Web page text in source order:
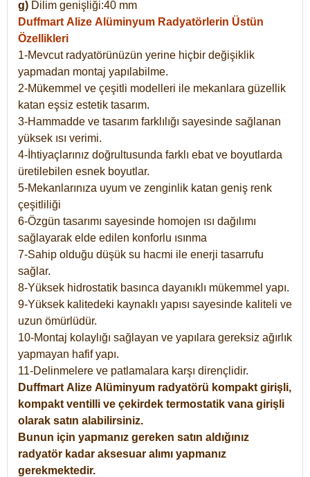
g) Dilim genişliği:40 mm
Duffmart Alize Alüminyum Radyatörlerin Üstün
Özellikleri
1-Mevcut radyatörünüzün yerine hiçbir değişiklik
yapmadan montaj yapılabilme.
2-Mükemmel ve çeşitli modelleri ile mekanlara güzellik
katan eşsiz estetik tasarım.
3-Hammadde ve tasarım farklılığı sayesinde sağlanan
yüksek ısı verimi.
4-İhtiyaçlarınız doğrultusunda farklı ebat ve boyutlarda
üretilebilen esnek boyutlar.
5-Mekanlarınıza uyum ve zenginlik katan geniş renk
çeşitliliği
6-Özgün tasarımı sayesinde homojen ısı dağılımı
sağlayarak elde edilen konforlu ısınma
7-Sahip olduğu düşük su hacmi ile enerji tasarrufu
sağlar.
8-Yüksek hidrostatik basınca dayanıklı mükemmel yapı.
9-Yüksek kalitedeki kaynaklı yapısı sayesinde kaliteli ve
uzun ömürlüdür.
10-Montaj kolaylığı sağlayan ve yapılara gereksiz ağırlık
yapmayan hafif yapı.
11-Delinmelere ve patlamalara karşı dirençlidir.
Duffmart Alize Alüminyum radyatörü kompakt girişli,
kompakt ventilli ve çekirdek termostatik vana girişli
olarak satın alabilirsiniz.
Bunun için yapmanız gereken satın aldığınız
radyatör kadar aksesuar alımı yapmanız
gerekmektedir.